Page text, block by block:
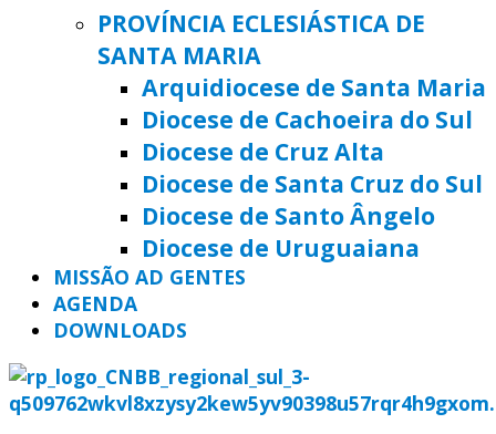
PROVÍNCIA ECLESIÁSTICA DE
SANTA MARIA
Arquidiocese de Santa Maria
Diocese de Cachoeira do Sul
Diocese de Cruz Alta
Diocese de Santa Cruz do Sul
Diocese de Santo Ângelo
Diocese de Uruguaiana
MISSÃO AD GENTES
AGENDA
DOWNLOADS